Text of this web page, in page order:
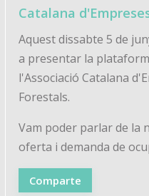
Catalana
Aquest dissabte 5 de
a presentar la
l'Associació Catalana
Forestals.
Vam poder parlar de la
oferta i demanda de
Comparte